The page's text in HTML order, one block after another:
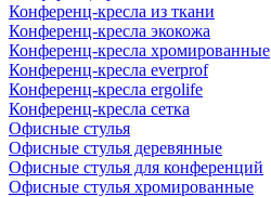
Конференц-кресла из ткани
Конференц-кресла экокожа
Конференц-кресла хромированные
Конференц-кресла everprof
Конференц-кресла ergolife
Конференц-кресла сетка
Офисные стулья
Офисные стулья деревянные
Офисные стулья для конференций
Офисные стулья хромированные